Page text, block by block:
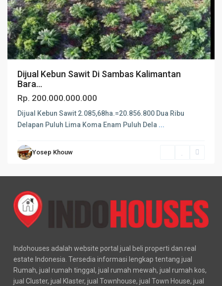
Dijual Kebun Sawit Di Sambas Kalimantan
Bara...
Rp. 200.000.000.000
Dijual Kebun Sawit 2.085,68ha.=20.856.800 Dua Ribu
Delapan Puluh Lima Koma Enam Puluh Dela ...
Yosep Khouw
Indohouses adalah website portal jual beli properti dan real
estate Indonesia. Tersedia informasi lengkap tentang jual
Rumah, jual rumah tinggal, jual rumah mewah, jual rumah kos,
jual Cluster, jual Klaster, jual Townhouse, jual Town House, jual